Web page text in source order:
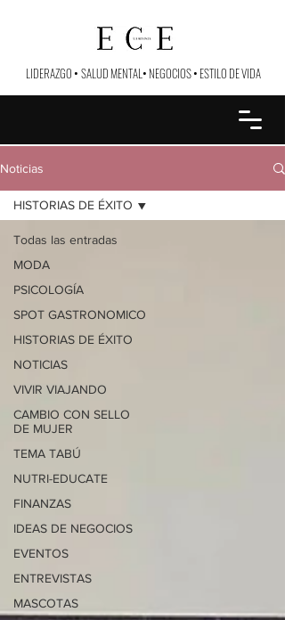
LIDERAZGO • SALUD MENTAL• NEGOCIOS• ESTILO DE VIDA
Noticias
Todas las entradas
MODA
PSICOLOGÍA
SPOT GASTRONOMICO
HISTORIAS DE ÉXITO
NOTICIAS
VIVIR VIAJANDO
CAMBIO CON SELLO
DE MUJER
TEMA TABÚ
NUTRI-EDUCATE
FINANZAS
IDEAS DE NEGOCIOS
EVENTOS
ENTREVISTAS
MASCOTAS
HISTORIAS DE ÉXITO